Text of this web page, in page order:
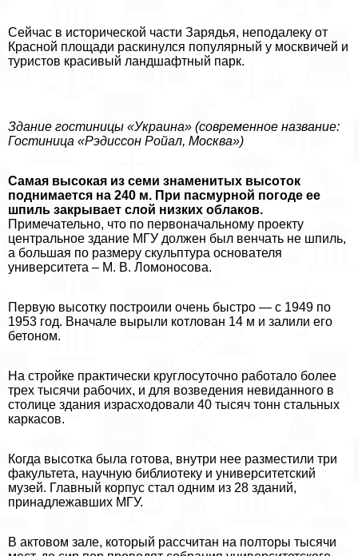
Сейчас в исторической части Зарядья, неподалеку от
Красной площади раскинулся популярный у москвичей и
туристов красивый ландшафтный парк.
Здание гостиницы «Украина» (современное название:
Гостиница «Рэдиссон Ройал, Москва»)
Самая высокая из семи знаменитых высоток
поднимается на 240 м. При пасмурной погоде ее
шпиль закрывает слой низких облаков.
Примечательно, что по первоначальному проекту
центральное здание МГУ должен был венчать не шпиль,
а большая по размеру скульптура основателя
университета – М. В. Ломоносова.
Первую высотку построили очень быстро — с 1949 по
1953 год. Вначале вырыли котлован 14 м и залили его
бетоном.
На стройке пpaктически круглосуточно работало более
трех тысячи рабочих, и для возведения невиданного в
столице здания израсходовали 40 тысяч тонн стальных
каркасов.
Когда высотка была готова, внутри нее разместили три
факультета, научную библиотеку и университетский
музей. Главный корпус стал одним из 28 зданий,
принадлежавших МГУ.
В актовом зале, который рассчитан на полторы тысячи